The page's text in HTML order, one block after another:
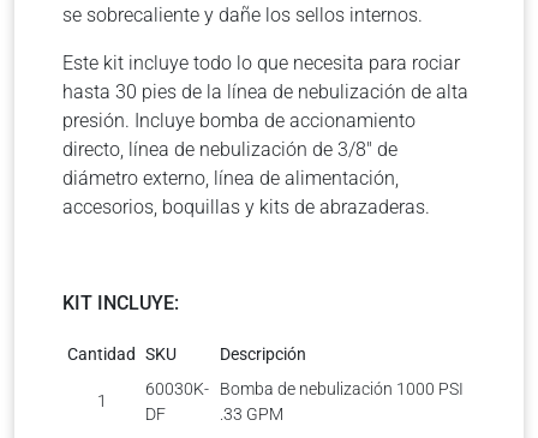
se sobrecaliente y dañe los sellos internos.
Este kit incluye todo lo que necesita para rociar
hasta 30 pies de la línea de nebulización de alta
presión. Incluye bomba de accionamiento
directo, línea de nebulización de 3/8″ de
diámetro externo, línea de alimentación,
accesorios, boquillas y kits de abrazaderas.
KIT INCLUYE:
Cantidad SKU Descripción
1
60030K-
DF
Bomba de nebulización 1000 PSI
.33 GPM